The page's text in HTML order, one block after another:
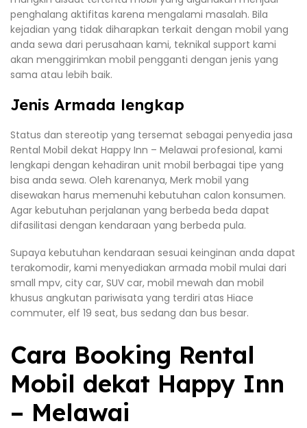
penghalang aktifitas karena mengalami masalah. Bila
kejadian yang tidak diharapkan terkait dengan mobil yang
anda sewa dari perusahaan kami, teknikal support kami
akan menggirimkan mobil pengganti dengan jenis yang
sama atau lebih baik.
Jenis Armada lengkap
Status dan stereotip yang tersemat sebagai penyedia jasa
Rental Mobil dekat Happy Inn – Melawai profesional, kami
lengkapi dengan kehadiran unit mobil berbagai tipe yang
bisa anda sewa. Oleh karenanya, Merk mobil yang
disewakan harus memenuhi kebutuhan calon konsumen.
Agar kebutuhan perjalanan yang berbeda beda dapat
difasilitasi dengan kendaraan yang berbeda pula.
Supaya kebutuhan kendaraan sesuai keinginan anda dapat
terakomodir, kami menyediakan armada mobil mulai dari
small mpv, city car, SUV car, mobil mewah dan mobil
khusus angkutan pariwisata yang terdiri atas Hiace
commuter, elf 19 seat, bus sedang dan bus besar.
Cara Booking Rental
Mobil dekat Happy Inn
– Melawai